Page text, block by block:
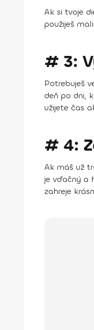
Ak si tvoje
použiješ
# 3:
Potrebuješ
deň po dni,
užijete čas
# 4:
Ak máš už
je vďačný a
zahreje